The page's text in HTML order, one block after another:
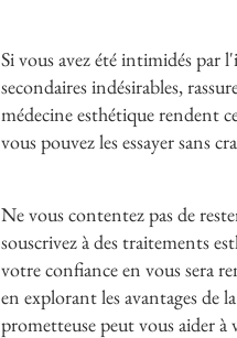
Si vous avez été intimidés par
secondaires indésirables,
médecine esthétique rendent
vous pouvez les essayer sans
Ne vous contentez pas de
souscrivez à des traitements
votre confiance en vous sera
en explorant les avantages de
prometteuse peut vous aider à